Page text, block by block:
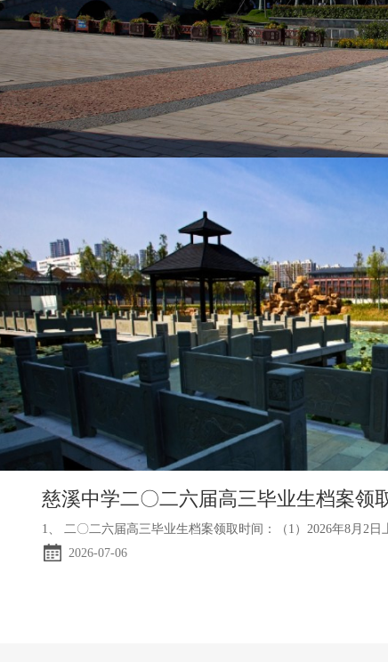
慈溪中学二〇二六届高三毕业生档案领
2026-07-06